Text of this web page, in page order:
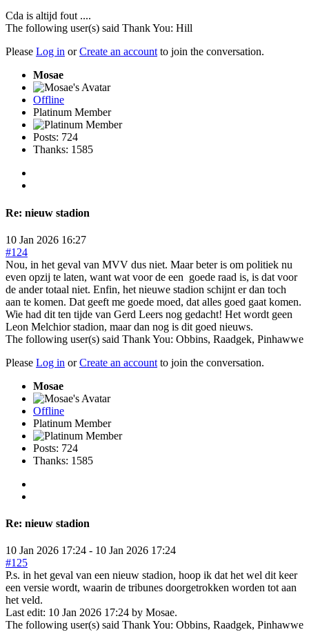
Cda is altijd fout ....
The following user(s) said Thank You: Hill
Please Log in orCreate an accountto join the conversation.
Mosae
Offline
Platinum Member
Posts: 724
Thanks: 1585
Re: nieuw stadion
10 Jan 2026 16:27
#124
Nou, in het geval van MVV dus niet. Maar beter is om politiek nu
even opzij te laten, want wat voor de een goede raad is, is dat voor
de ander totaal niet. Enfin, het nieuwe stadion schijnt er dan toch
aan te komen. Dat geeft me goede moed, dat alles goed gaat komen.
Wie had dit ten tijde van Gerd Leers nog gedacht! Het wordt geen
Leon Melchior stadion, maar dan nog is dit goed nieuws.
The following user(s) said Thank You: Obbins, Raadgek, Pinhawwe
Please Log in orCreate an account to join the conversation.
Mosae
Offline
Platinum Member
Posts: 724
Thanks: 1585
Re: nieuw stadion
10 Jan 2026 17:24 - 10 Jan 2026 17:24
#125
P.s. in het geval van een nieuw stadion, hoop ik dat het wel dit keer
een versie wordt, waarin de tribunes doorgetrokken worden tot aan
het veld.
Last edit: 10 Jan 2026 17:24 by Mosae.
The following user(s) said Thank You: Obbins, Raadgek, Pinhawwe